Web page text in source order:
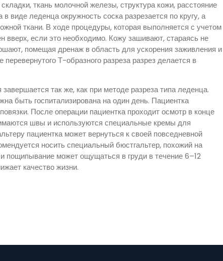
ткань молочной железы, структура кожи, расстояние
леденца окружность соска разрезается по кругу, а
ткани. В ходе процедуры, которая выполняется с учетом
если это необходимо. Кожу зашивают, стараясь не
помещая дренаж в область для ускорения заживления и
Т-образного разреза разрез делается в
так же, как при методе разреза типа леденца.
быть госпитализирована на один день. Пациентка
После операции пациентка проходит осмотр в конце
швы и используются специальные кремы для
пациентка может вернуться к своей повседневной
носить специальный бюстгальтер, похожий на
пощипывание может ощущаться в груди в течение 6–12
качество жизни.